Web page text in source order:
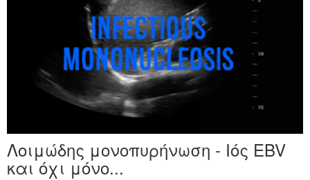
Λοιμώδης μονοπυρήνωση - Ιός EBV
και όχι μόνο...